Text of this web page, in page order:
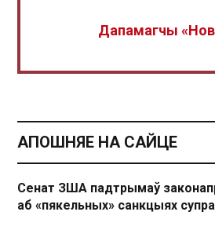
Дапамагчы
АПОШНЯЕ НА САЙЦЕ
Сенат ЗША падтрымаў
аб «пякельных» санкцыях